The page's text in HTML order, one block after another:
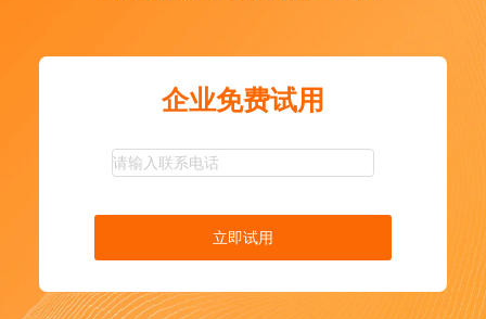
企业免费试用
立即试用